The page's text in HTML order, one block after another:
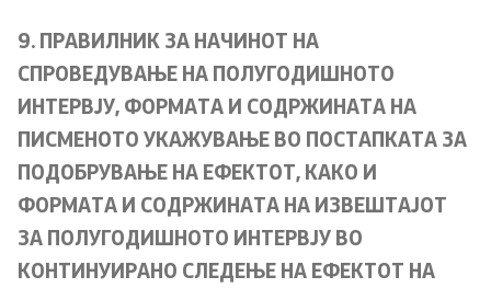
One click to all services
9. ПРАВИЛНИК ЗА НАЧИНОТ НА
СПРОВЕДУВАЊЕ НА ПОЛУГОДИШНОТО
ИНТЕРВЈУ, ФОРМАТА И СОДРЖИНАТА НА
ПИСМЕНОТО УКАЖУВАЊЕ ВО ПОСТАПКАТА ЗА
ПОДОБРУВАЊЕ НА ЕФЕКТОТ, КАКО И
ФОРМАТА И СОДРЖИНАТА НА ИЗВЕШТАЈОТ
ЗА ПОЛУГОДИШНОТО ИНТЕРВЈУ ВО
КОНТИНУИРАНО СЛЕДЕЊЕ НА ЕФЕКТОТ НА